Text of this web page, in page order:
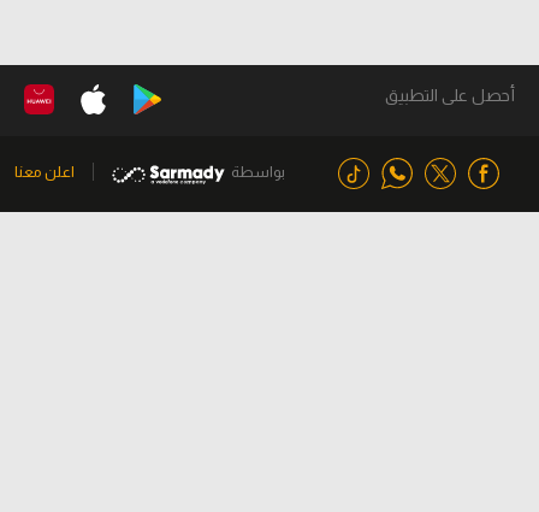
أحصل على التطبيق
بواسطة اعلن معنا